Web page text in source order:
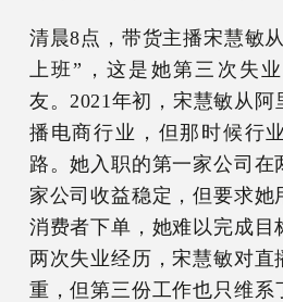
清晨8点，带货主播宋慧敏
上班”，这是她第三次失
友。2021年初，宋慧敏从
播电商行业，但那时候行
路。她入职的第一家公司在
家公司收益稳定，但要求她
消费者下单，她难以完成目
两次失业经历，宋慧敏对直
重，但第三份工作也只维系